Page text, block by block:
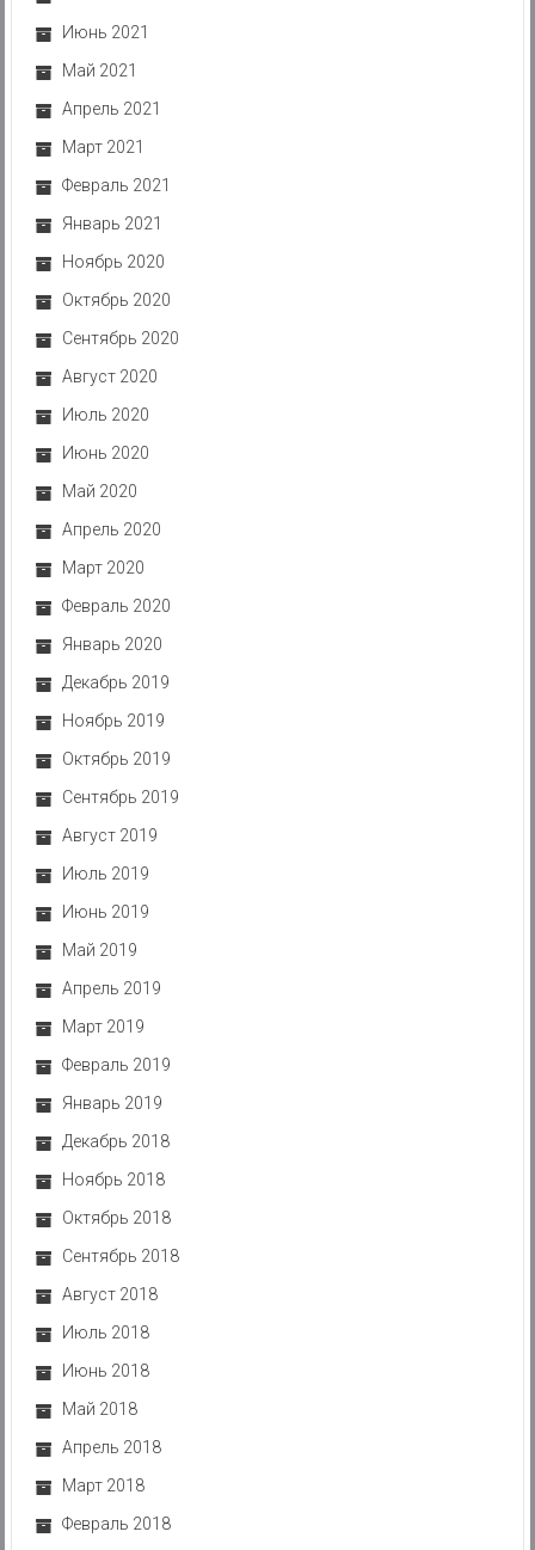
Июнь 2021
Май 2021
Апрель 2021
Март 2021
Февраль 2021
Январь 2021
Ноябрь 2020
Октябрь 2020
Сентябрь 2020
Август 2020
Июль 2020
Июнь 2020
Май 2020
Апрель 2020
Март 2020
Февраль 2020
Январь 2020
Декабрь 2019
Ноябрь 2019
Октябрь 2019
Сентябрь 2019
Август 2019
Июль 2019
Июнь 2019
Май 2019
Апрель 2019
Март 2019
Февраль 2019
Январь 2019
Декабрь 2018
Ноябрь 2018
Октябрь 2018
Сентябрь 2018
Август 2018
Июль 2018
Июнь 2018
Май 2018
Апрель 2018
Март 2018
Февраль 2018